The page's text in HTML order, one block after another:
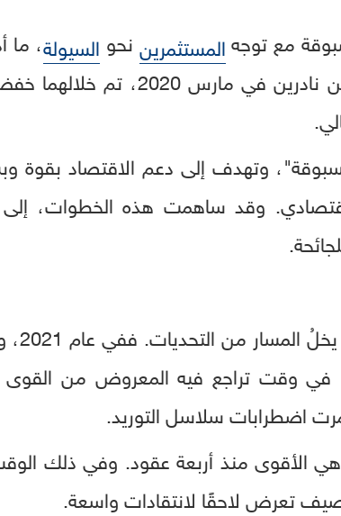
مع توجهالمستثمرين نحو السيولة، ما
وعلى إثر ذلك، عقد باول اجتماعين
وتهدف إلى دعم الاقتصاد بقوة
وقد ساهمت هذه الخطوات، إلى
رغم
في وقت تراجع فيه المعروض من القوى
اضطرابات سلاسل التوريد.
منذ أربعة عقود. وفي ذلك
تعرض لاحقًا لانتقادات واسعة.